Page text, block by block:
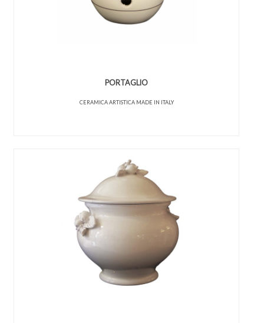
PORTAGLIO
CERAMICA ARTISTICA MADE IN ITALY